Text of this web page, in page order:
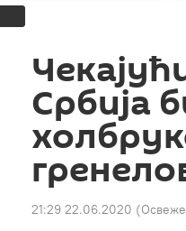
Србија
21:29 22.06.2020